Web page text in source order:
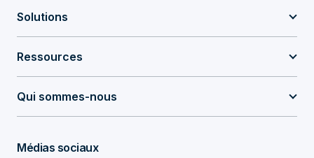
Solutions
Ressources
Qui sommes-nous
Médias sociaux